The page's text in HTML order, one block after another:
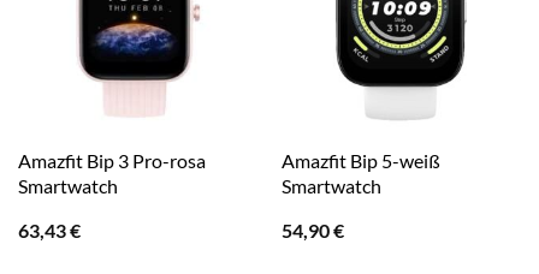
Amazfit Bip 3 Pro-rosa
Smartwatch
63,43€
Amazfit Bip 5-weiß
Smartwatch
54,90€